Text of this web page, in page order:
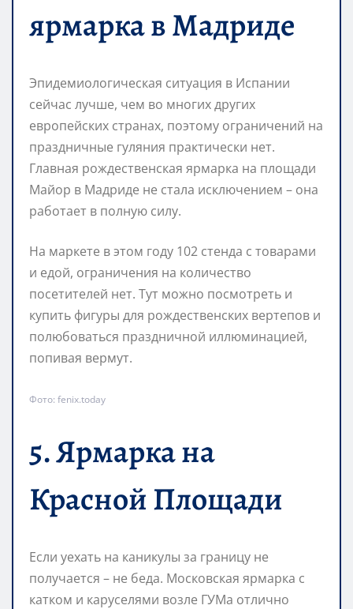
ярмарка в Мадриде
Эпидемиологическая ситуация в Испании
сейчас лучше, чем во многих других
европейских странах, поэтому ограничений на
праздничные гуляния практически нет.
Главная рождественская ярмарка на площади
Майор в Мадриде не стала исключением – она
работает в полную силу.
На маркете в этом году 102 стенда с товарами
и едой, ограничения на количество
посетителей нет. Тут можно посмотреть и
купить фигуры для рождественских вертепов и
полюбоваться праздничной иллюминацией,
попивая вермут.
Фото: fenix.today
5. Ярмарка на
Красной Площади
Если уехать на каникулы за границу не
получается – не беда. Московская ярмарка с
катком и каруселями возле ГУМа отлично